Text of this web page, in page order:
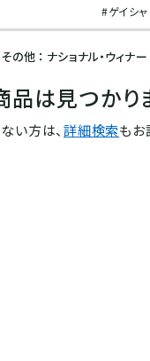
#ゲイシャ
の他 ： ナショナル・ウィナー
品は見つかり
い方は、 詳細検索もお